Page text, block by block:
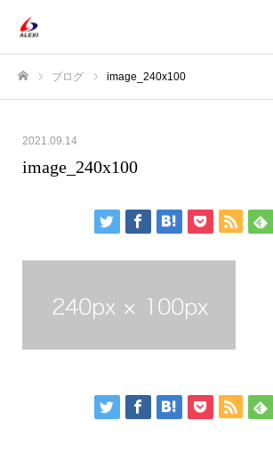
ブログ image_240x100
2021.09.14
image_240x100